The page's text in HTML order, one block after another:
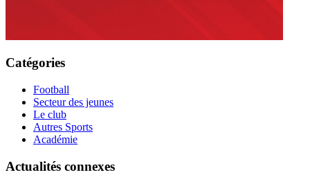
Catégories
Football
Secteur des jeunes
Le club
Autres Sports
Académie
Actualités connexes